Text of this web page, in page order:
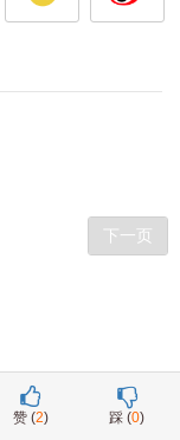
下一页
踩 (0)
赞 (2)